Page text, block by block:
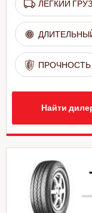
ЛЕГКИЙ
ПРОЧНОСТЬ
Найти